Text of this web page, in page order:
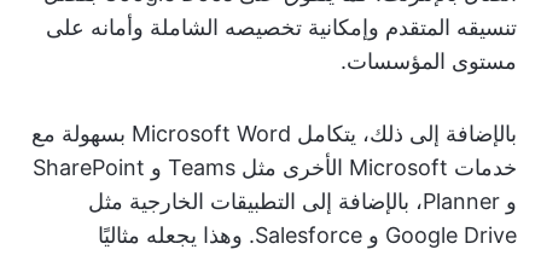
تنسيقه المتقدم وإمكانية تخصيصه الشاملة وأمانه على
مستوى المؤسسات.
بالإضافة إلى ذلك، يتكامل Microsoft Word بسهولة مع
خدمات Microsoft الأخرى مثل Teams و SharePoint
و Planner، بالإضافة إلى التطبيقات الخارجية مثل
Google Drive و Salesforce. وهذا يجعله مثاليًا